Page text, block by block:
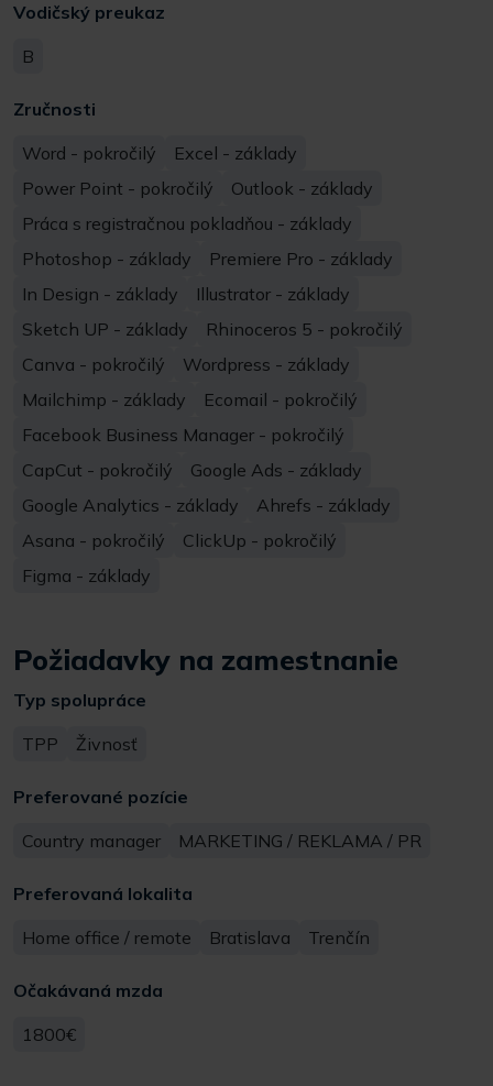
Vodičský preukaz
B
Zručnosti
Word - pokročilý
Excel - základy
Power Point - pokročilý
Outlook - základy
Práca s registračnou pokladňou - základy
Photoshop - základy
Premiere Pro - základy
In Design - základy
Illustrator - základy
Sketch UP - základy
Rhinoceros 5 - pokročilý
Canva - pokročilý
Wordpress - základy
Mailchimp - základy
Ecomail - pokročilý
Facebook Business Manager - pokročilý
CapCut - pokročilý
Google Ads - základy
Google Analytics - základy
Ahrefs - základy
Asana - pokročilý
ClickUp - pokročilý
Figma - základy
Požiadavky na zamestnanie
Typ spolupráce
TPP
Živnosť
Preferované pozície
Country manager
MARKETING / REKLAMA / PR
Preferovaná lokalita
Home office / remote
Bratislava Trenčín
Očakávaná mzda
1800€